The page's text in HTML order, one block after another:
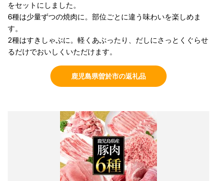
をセットにしました。
6種は少量ずつの焼肉に。部位ごとに違う味わいを楽しめま
す。
2種はすきしゃぶに。軽くあぶったり、だしにさっとくぐらせ
るだけでおいしくいただけます。
鹿児島県曽於市の返礼品